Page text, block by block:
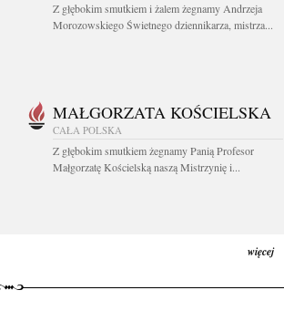
Z głębokim smutkiem i żalem żegnamy Andrzeja
Morozowskiego Świetnego dziennikarza, mistrza...
MAŁGORZATA KOŚCIELSKA
CAŁA POLSKA
Z głębokim smutkiem żegnamy Panią Profesor
Małgorzatę Kościelską naszą Mistrzynię i...
więcej